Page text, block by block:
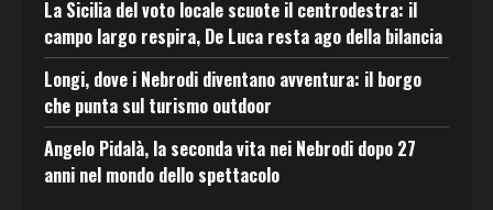
La Sicilia del voto locale scuote il centrodestra: il
campo largo respira, De Luca resta ago della bilancia
Longi, dove i Nebrodi diventano avventura: il borgo
che punta sul turismo outdoor
Angelo Pidalà, la seconda vita nei Nebrodi dopo 27
anni nel mondo dello spettacolo